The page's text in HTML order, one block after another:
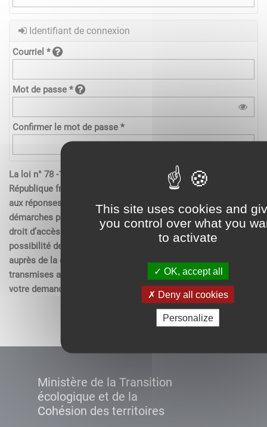
This site uses cookies and
you control over what you
to activate
OK, accept all
Deny all cookies
Personalize
Identifiant de connexion
Courriel *
Mot de passe *
Confirmer le mot de passe *
La loi n° 78 -17 du 6 janvier 1978 relative à l’informatique de la
République française, aux fichiers et aux libertés s’applique
aux réponses contenues dans les demandes effectués sur les
démarches pour les personnes physiques. Elle garantit un
droit d’accès aux données nominatives les concernant et la
possibilité de rectification. Ces droits peuvent être exercés
auprès de la collectivité. Les données recueillies seront
transmises aux services compétents pour l’instruction de
votre demande.
Créer le compte
Ministère de la Transition
écologique et de la
Cohésion des territoires